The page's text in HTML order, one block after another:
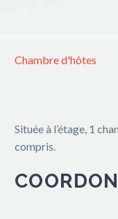
Chambre d'hôtes
Située à l’étage, 1
compris.